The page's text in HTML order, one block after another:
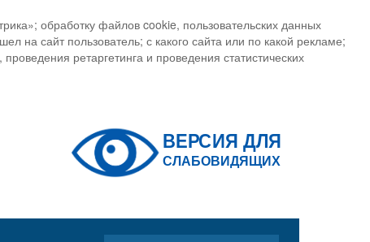
обработку файлов cookie, пользовательских данных
на сайт пользователь; с какого сайта или по какой рекламе;
ретаргетинга и проведения статистических